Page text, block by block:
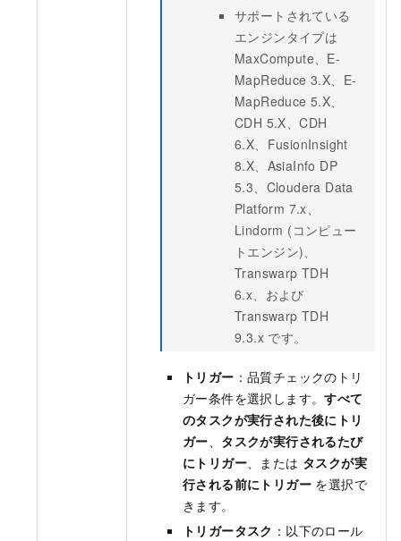
サポートされている
エンジンタイプは
MaxCompute 、E-
MapReduce 3.X、E-
MapReduce 5.X、
CDH 5.X、CDH
6.X、FusionInsight
8.X、AsiaInfo DP
5.3、Cloudera Data
Platform 7.x、
Lindorm (コンピュー
トエンジン)、
Transwarp TDH
6.x、および
Transwarp TDH
9.3.x です。
トリガー ：品質チェックのトリ
ガー条件を選択します。すべて
のタスクが実行された後にトリ
ガー
タスクが実行されるたび
にトリガー 、または タスクが実
行される前にトリガー を選択で
きます。
トリガータスク ：以下のロール